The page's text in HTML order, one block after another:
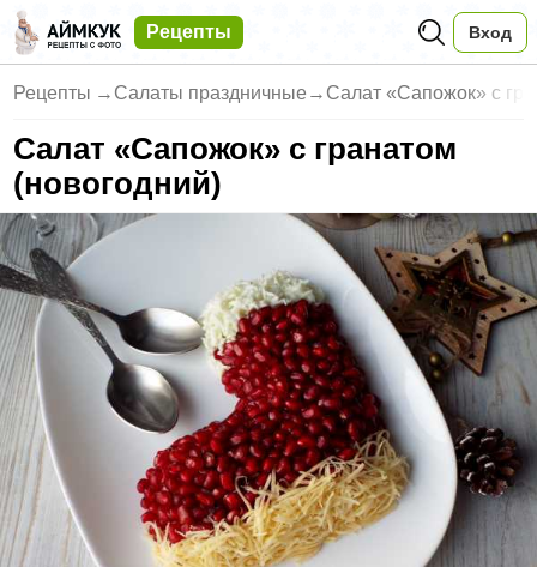
Рецепты Вход
Рецепты → Салаты праздничные → Салат «Сапожок» с
Салат «Сапожок» с гранатом
(новогодний)